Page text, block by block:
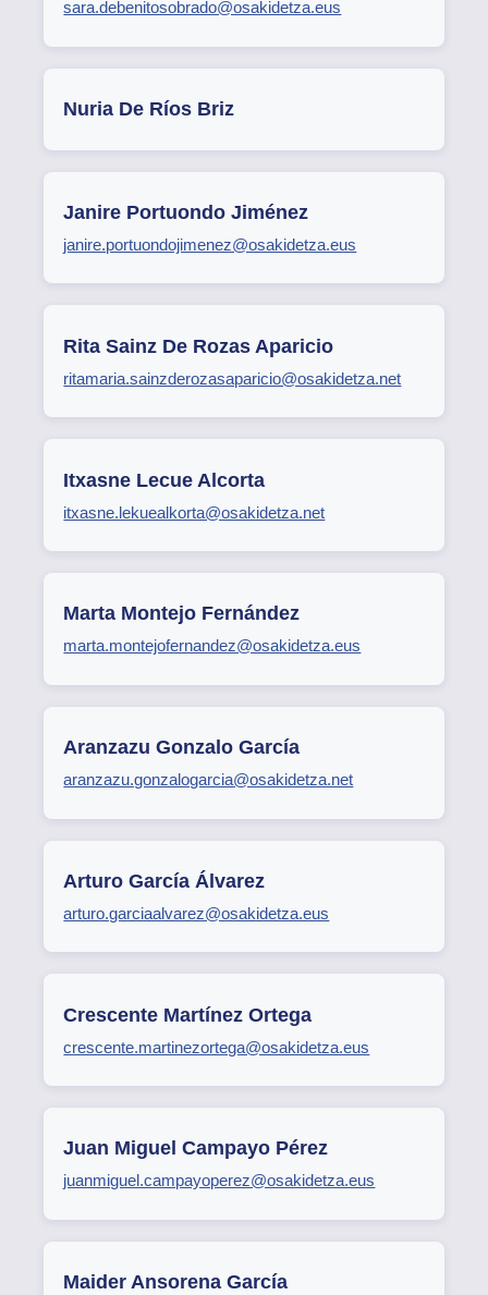
sara.debenitosobrado@osakidetza.eus
Nuria De Ríos Briz
Janire Portuondo Jiménez
janire.portuondojimenez@osakidetza.eus
Rita Sainz De Rozas Aparicio
ritamaria.sainzderozasaparicio@osakidetza.net
Itxasne Lecue Alcorta
itxasne.lekuealkorta@osakidetza.net
Marta Montejo Fernández
marta.montejofernandez@osakidetza.eus
Aranzazu Gonzalo García
aranzazu.gonzalogarcia@osakidetza.net
Arturo García Álvarez
arturo.garciaalvarez@osakidetza.eus
Crescente Martínez Ortega
crescente.martinezortega@osakidetza.eus
Juan Miguel Campayo Pérez
juanmiguel.campayoperez@osakidetza.eus
Maider Ansorena García